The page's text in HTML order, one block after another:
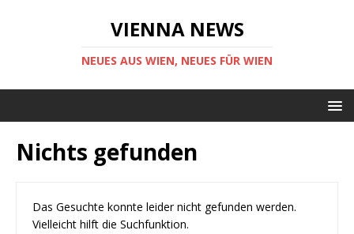
VIENNA NEWS
NEUES AUS WIEN, NEUES FÜR WIEN
Nichts gefunden
Das Gesuchte konnte leider nicht gefunden werden.
Vielleicht hilft die Suchfunktion.